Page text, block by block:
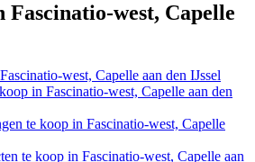
Fascinatio-west, Capelle
west, Capelle aan den IJssel
in Fascinatio-west, Capelle aan den
te koop in Fascinatio-west, Capelle
te koop in Fascinatio-west, Capelle aan